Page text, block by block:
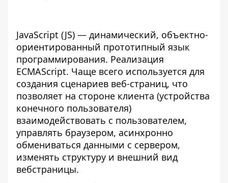
JavaScript (JS) — динамический, объектно-
ориентированный прототипный язык
программирования. Реализация
ECMAScript. Чаще всего используется для
создания сценариев веб-страниц, что
позволяет на стороне клиента (устройства
конечного пользователя)
взаимодействовать с пользователем,
управлять браузером, асинхронно
обмениваться данными с сервером,
изменять структуру и внешний вид
вебстраницы.